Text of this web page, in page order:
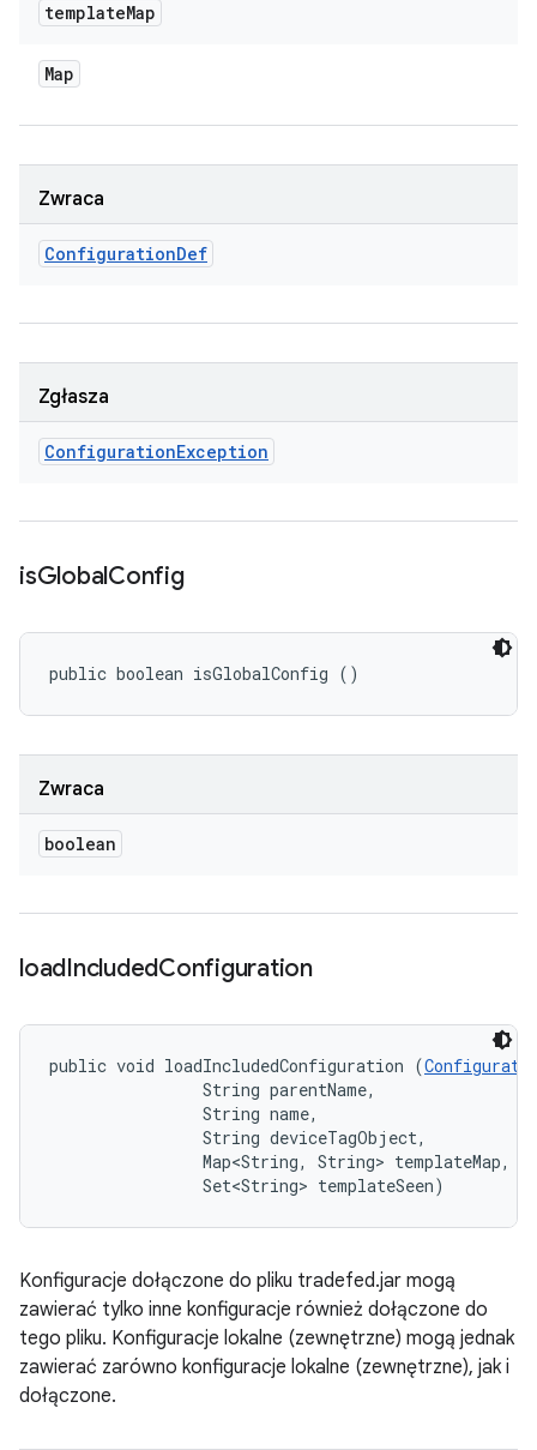
templateMap
Map
Zwraca
ConfigurationDef
Zgłasza
ConfigurationException
isGlobalConfig
public boolean isGlobalConfig ()
Zwraca
boolean
loadIncludedConfiguration
public void loadIncludedConfiguration (
                String parentName,
                String name,
                String deviceTagObject,
                Map<String, String> templateMap,
                Set<String> templateSeen)
Konfiguracje dołączone do pliku tradefed.jar mogą
zawierać tylko inne konfiguracje również dołączone do
tego pliku. Konfiguracje lokalne (zewnętrzne) mogą jednak
zawierać zarówno konfiguracje lokalne (zewnętrzne), jak i
dołączone.